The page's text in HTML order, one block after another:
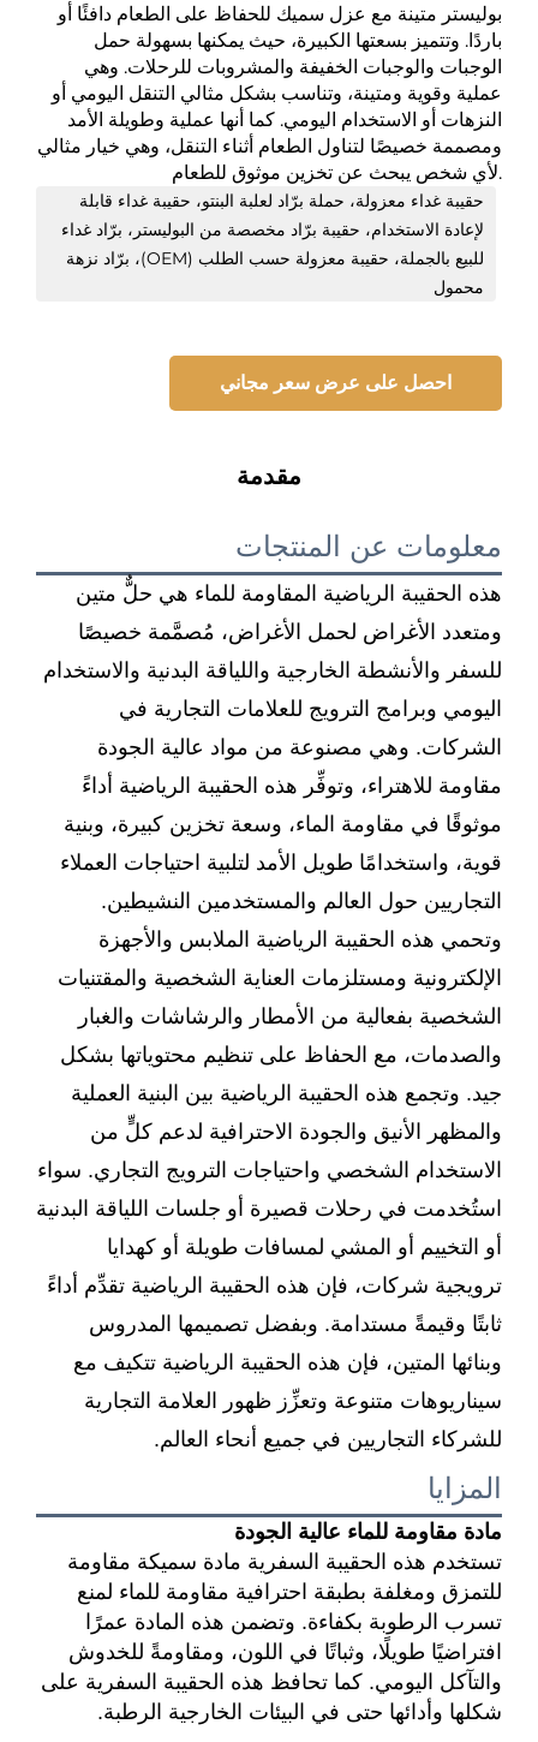
بوليستر متينة مع عزل سميك للحفاظ على الطعام دافئًا أو
باردًا. وتتميز بسعتها الكبيرة، حيث يمكنها بسهولة حمل
الوجبات والوجبات الخفيفة والمشروبات للرحلات. وهي
عملية وقوية ومتينة، وتناسب بشكل مثالي التنقل اليومي أو
النزهات أو الاستخدام اليومي. كما أنها عملية وطويلة الأمد
ومصممة خصيصًا لتناول الطعام أثناء التنقل، وهي خيار مثالي
لأي شخص يبحث عن تخزين موثوق للطعام.
حقيبة غداء معزولة، حملة برّاد لعلبة البنتو، حقيبة غداء قابلة
لإعادة الاستخدام، حقيبة برّاد مخصصة من البوليستر، برّاد غداء
للبيع بالجملة، حقيبة معزولة حسب الطلب (OEM)، برّاد نزهة
محمول
احصل على عرض سعر مجاني
مقدمة
معلومات عن المنتجات
هذه الحقيبة الرياضية المقاومة للماء هي حلٌّ متين
ومتعدد الأغراض لحمل الأغراض، مُصمَّمة خصيصًا
للسفر والأنشطة الخارجية واللياقة البدنية والاستخدام
اليومي وبرامج الترويج للعلامات التجارية في
الشركات. وهي مصنوعة من مواد عالية الجودة
مقاومة للاهتراء، وتوفِّر هذه الحقيبة الرياضية أداءً
موثوقًا في مقاومة الماء، وسعة تخزين كبيرة، وبنية
قوية، واستخدامًا طويل الأمد لتلبية احتياجات العملاء
التجاريين حول العالم والمستخدمين النشيطين.
وتحمي هذه الحقيبة الرياضية الملابس والأجهزة
الإلكترونية ومستلزمات العناية الشخصية والمقتنيات
الشخصية بفعالية من الأمطار والرشاشات والغبار
والصدمات، مع الحفاظ على تنظيم محتوياتها بشكل
جيد. وتجمع هذه الحقيبة الرياضية بين البنية العملية
والمظهر الأنيق والجودة الاحترافية لدعم كلٍّ من
الاستخدام الشخصي واحتياجات الترويج التجاري. سواء
استُخدمت في رحلات قصيرة أو جلسات اللياقة البدنية
أو التخييم أو المشي لمسافات طويلة أو كهدايا
ترويجية شركات، فإن هذه الحقيبة الرياضية تقدِّم أداءً
ثابتًا وقيمةً مستدامة. وبفضل تصميمها المدروس
وبنائها المتين، فإن هذه الحقيبة الرياضية تتكيف مع
سيناريوهات متنوعة وتعزِّز ظهور العلامة التجارية
للشركاء التجاريين في جميع أنحاء العالم.
المزايا
مادة مقاومة للماء عالية الجودة
تستخدم هذه الحقيبة السفرية مادة سميكة مقاومة
للتمزق ومغلفة بطبقة احترافية مقاومة للماء لمنع
تسرب الرطوبة بكفاءة. وتضمن هذه المادة عمرًا
افتراضيًا طويلًا، وثباتًا في اللون، ومقاومةً للخدوش
والتآكل اليومي. كما تحافظ هذه الحقيبة السفرية على
شكلها وأدائها حتى في البيئات الخارجية الرطبة.